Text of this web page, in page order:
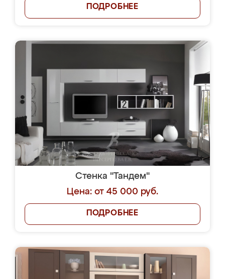
ПОДРОБНЕЕ
Стенка "Тандем"
Цена: от 45 000 руб.
ПОДРОБНЕЕ